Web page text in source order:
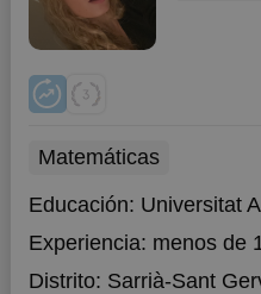
Matemáticas
Educación: Universitat
Experiencia: menos de
Distrito: Sarrià-Sant